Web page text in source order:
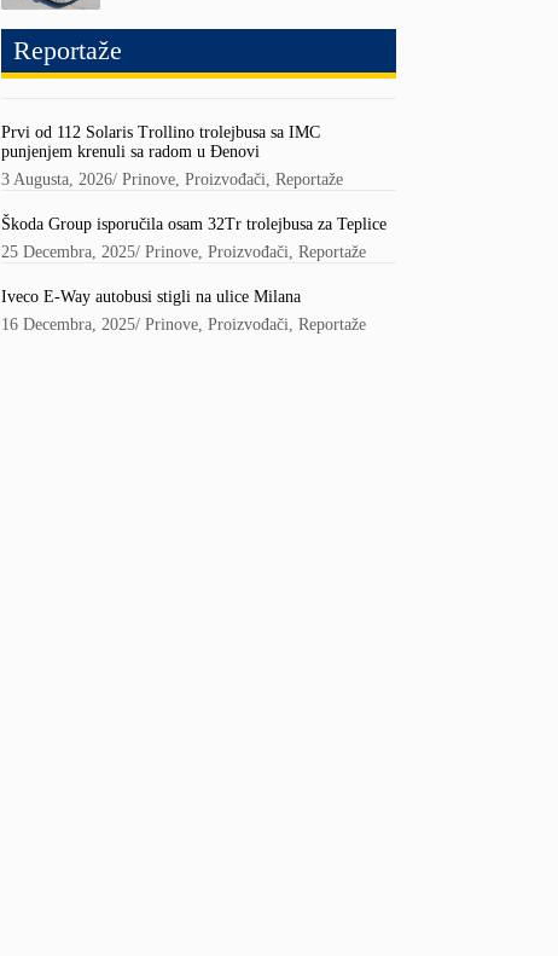
Reportaže
Prvi od 112 Solaris Trollino trolejbusa sa IMC
punjenjem krenuli sa radom u Đenovi
3 Augusta, 2026/Prinove,Proizvođači,Reportaže
Škoda Group isporučila osam 32Tr trolejbusa za Teplice
25 Decembra, 2025/Prinove,Proizvođači,Reportaže
Iveco E-Way autobusi stigli na ulice Milana
16 Decembra, 2025/Prinove,Proizvođači,Reportaže